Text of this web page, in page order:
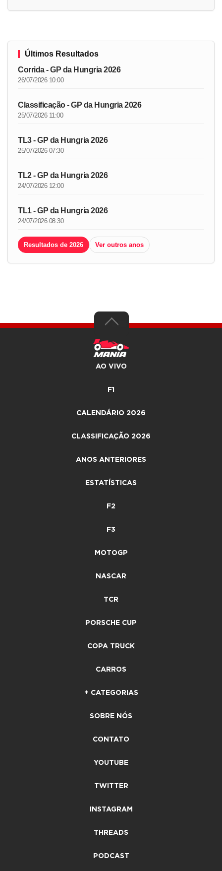
Últimos Resultados
Corrida - GP da Hungria 2026
26/07/2026 10:00
Classificação - GP da Hungria 2026
25/07/2026 11:00
TL3 - GP da Hungria 2026
25/07/2026 07:30
TL2 - GP da Hungria 2026
24/07/2026 12:00
TL1 - GP da Hungria 2026
24/07/2026 08:30
Resultados de 2026 Ver outros anos
AO VIVO
F1
CALENDÁRIO 2026
CLASSIFICAÇÃO 2026
ANOS ANTERIORES
ESTATÍSTICAS
F2
F3
MOTOGP
NASCAR
TCR
PORSCHE CUP
COPA TRUCK
CARROS
+ CATEGORIAS
SOBRE NÓS
CONTATO
YOUTUBE
TWITTER
INSTAGRAM
THREADS
PODCAST